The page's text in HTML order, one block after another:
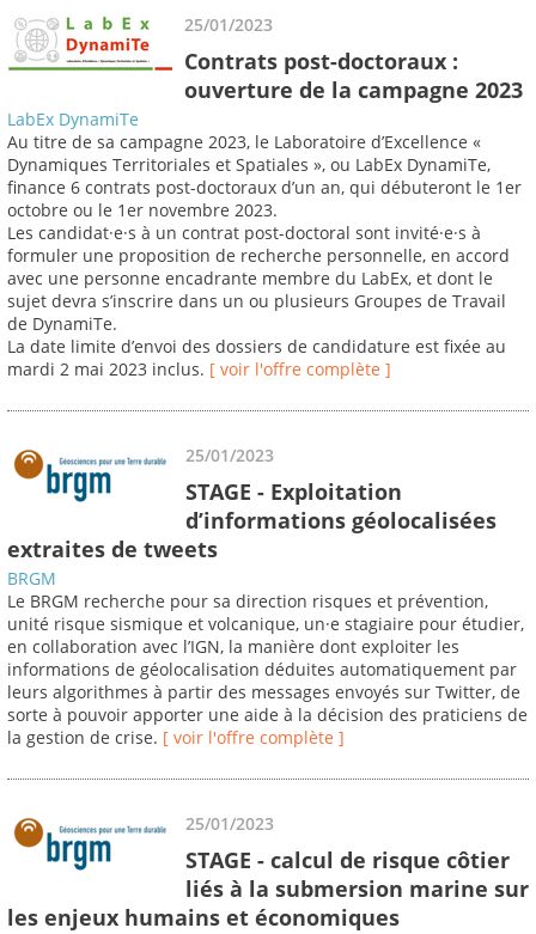
25/01/2023
Contrats post-doctoraux :
ouverture de la campagne 2023
LabEx DynamiTe
Au titre de sa campagne 2023, le Laboratoire d’Excellence «
Dynamiques Territoriales et Spatiales », ou LabEx DynamiTe,
finance 6 contrats post-doctoraux d’un an, qui débuteront le 1er
octobre ou le 1er novembre 2023.
Les candidat·e·s à un contrat post-doctoral sont invité·e·s à
formuler une proposition de recherche personnelle, en accord
avec une personne encadrante membre du LabEx, et dont le
sujet devra s’inscrire dans un ou plusieurs Groupes de Travail
de DynamiTe.
La date limite d’envoi des dossiers de candidature est fixée au
mardi 2 mai 2023 inclus. [ voir l'offre complète ]
25/01/2023
STAGE - Exploitation
d’informations géolocalisées
extraites de tweets
BRGM
Le BRGM recherche pour sa direction risques et prévention,
unité risque sismique et volcanique, un·e stagiaire pour étudier,
en collaboration avec l’IGN, la manière dont exploiter les
informations de géolocalisation déduites automatiquement par
leurs algorithmes à partir des messages envoyés sur Twitter, de
sorte à pouvoir apporter une aide à la décision des praticiens de
la gestion de crise. [ voir l'offre complète ]
25/01/2023
STAGE - calcul de risque côtier
liés à la submersion marine sur
les enjeux humains et économiques